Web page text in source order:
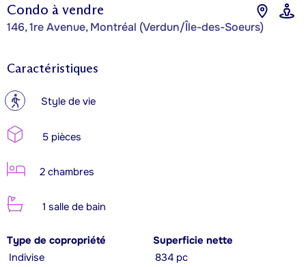
Condo à vendre
146, 1re Avenue, Montréal (Verdun/Île-des-Soeurs)
Caractéristiques
? Style de vie
5 pièces
2 chambres
1 salle de bain
Type de copropriété
Indivise
Superficie nette
834 pc